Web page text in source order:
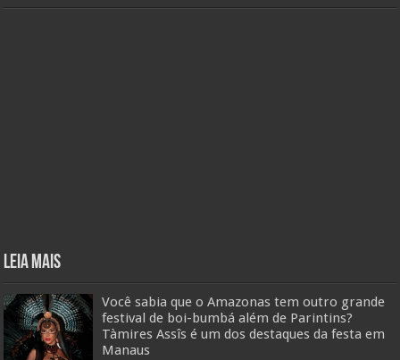
Leia mais
Você sabia que o Amazonas tem outro grande
festival de boi-bumbá além de Parintins?
Tàmires Assîs é um dos destaques da festa em
Manaus